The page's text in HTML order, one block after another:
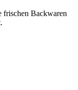
frischen Backwaren